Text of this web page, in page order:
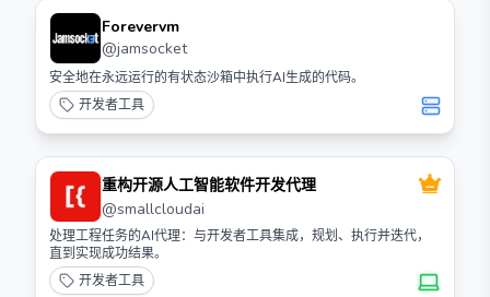
Forevervm
@jamsocket
安全地在永远运行的有状态沙箱中执行AI生成的代码。
开发者工具
重构开源人工智能软件开发代理
@smallcloudai
处理工程任务的AI代理：与开发者工具集成，规划、执行并迭代，
直到实现成功结果。
开发者工具